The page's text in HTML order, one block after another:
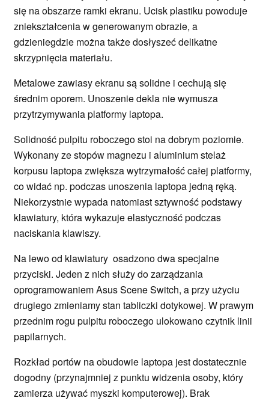
się na obszarze ramki ekranu. Ucisk plastiku powoduje
zniekształcenia w generowanym obrazie, a
gdzieniegdzie można także dosłyszeć delikatne
skrzypnięcia materiału.
Metalowe zawiasy ekranu są solidne i cechują się
średnim oporem. Unoszenie dekla nie wymusza
przytrzymywania platformy laptopa.
Solidność pulpitu roboczego stoi na dobrym poziomie.
Wykonany ze stopów magnezu i aluminium stelaż
korpusu laptopa zwiększa wytrzymałość całej platformy,
co widać np. podczas unoszenia laptopa jedną ręką.
Niekorzystnie wypada natomiast sztywność podstawy
klawiatury, która wykazuje elastyczność podczas
naciskania klawiszy.
Na lewo od klawiatury osadzono dwa specjalne
przyciski. Jeden z nich służy do zarządzania
oprogramowaniem Asus Scene Switch, a przy użyciu
drugiego zmieniamy stan tabliczki dotykowej. W prawym
przednim rogu pulpitu roboczego ulokowano czytnik linii
papilarnych.
Rozkład portów na obudowie laptopa jest dostatecznie
dogodny (przynajmniej z punktu widzenia osoby, który
zamierza używać myszki komputerowej). Brak